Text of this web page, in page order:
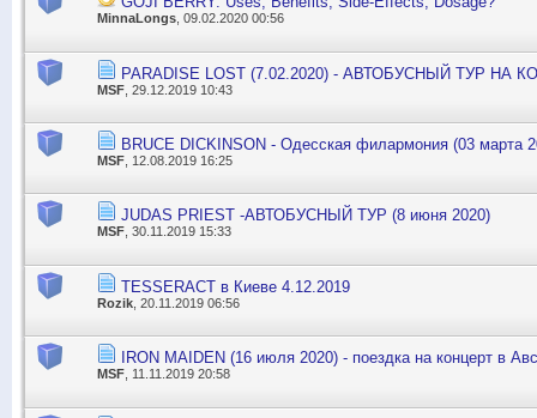
MinnaLongs , 09.02.2020 00:56
PARADISE LOST (7.02.2020) - АВТОБУСНЫЙ ТУР НА
MSF , 29.12.2019 10:43
BRUCE DICKINSON - Одесская филармония (03 марта
MSF , 12.08.2019 16:25
JUDAS PRIEST -АВТОБУСНЫЙ ТУР (8 июня 2020)
MSF, 30.11.2019 15:33
TESSERACT в Киеве 4.12.2019
Rozik , 20.11.2019 06:56
IRON MAIDEN (16 июля 2020) - поездка на концерт в
MSF, 11.11.2019 20:58